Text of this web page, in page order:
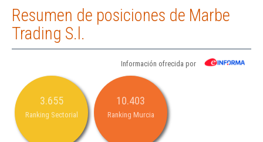
Resumen de posiciones de Marbe
Trading S.l.
Información ofrecida por
3.655
Ranking Sectorial
10.403
Ranking Murcia